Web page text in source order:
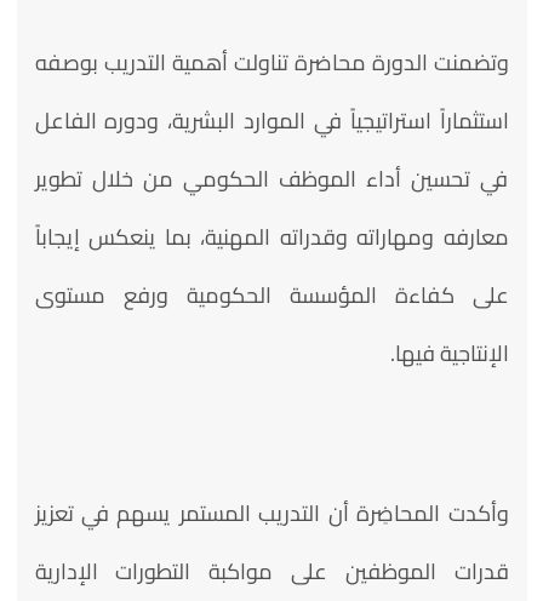
وتضمنت الدورة محاضرة تناولت أهمية التدريب بوصفه
استثماراً استراتيجياً في الموارد البشرية، ودوره الفاعل
في تحسين أداء الموظف الحكومي من خلال تطوير
معارفه ومهاراته وقدراته المهنية، بما ينعكس إيجاباً
على كفاءة المؤسسة الحكومية ورفع مستوى
الإنتاجية فيها.
وأكدت المحاضِرة أن التدريب المستمر يسهم في تعزيز
قدرات الموظفين على مواكبة التطورات الإدارية